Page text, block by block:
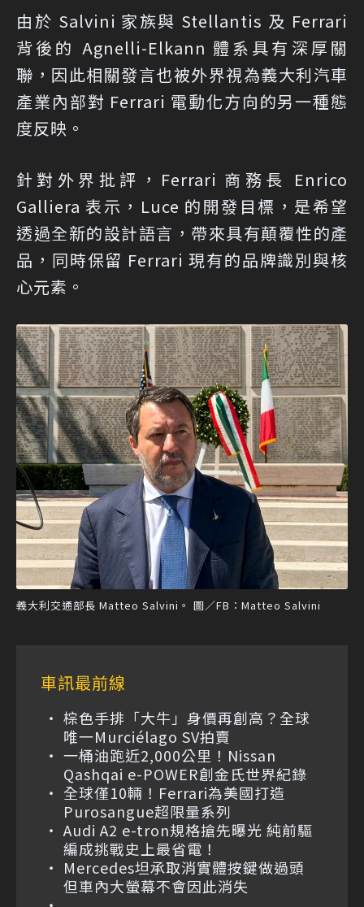
由於 Salvini 家族與 Stellantis 及 Ferrari
背後的 Agnelli-Elkann 體系具有深厚關
聯，因此相關發言也被外界視為義大利汽車
產業內部對 Ferrari 電動化方向的另一種態
度反映。
針對外界批評，Ferrari 商務長 Enrico
Galliera 表示，Luce 的開發目標，是希望
透過全新的設計語言，帶來具有顛覆性的產
品，同時保留 Ferrari 現有的品牌識別與核
心元素。
義大利交通部長 Matteo Salvini。 圖／FB：Matteo Salvini
車訊最前線
棕色手排「大牛」身價再創高？全球
唯一Murciélago SV拍賣
一桶油跑近2,000公里！Nissan
Qashqai e-POWER創金氏世界紀錄
全球僅10輛！Ferrari為美國打造
Purosangue超限量系列
Audi A2 e-tron規格搶先曝光 純前驅
編成挑戰史上最省電！
Mercedes坦承取消實體按鍵做過頭
但車內大螢幕不會因此消失